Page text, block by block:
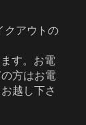
アウトの
す。お電
方はお電
越し下さ